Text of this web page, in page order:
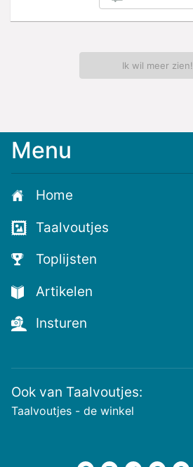
Ik wil meer zien!
Meld
voor
de
nieuwste
voutjes
en
de
voutste
nieuwtjes!
Menu
Home
Taalvoutjes
Toplijsten
Artikelen
Insturen
Ook van Taalvoutjes:
Taalvoutjes - de winkel